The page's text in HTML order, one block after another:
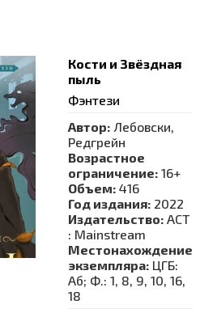
Кости и Звёздная
пыль
Фэнтези
Автор: Лебовски,
Редгрейн
Возрастное
ограничение: 16+
Объем: 416
Год издания: 2022
Издательство: АСТ
: Mainstream
Местонахождение
экземпляра: ЦГБ:
Аб; Ф.: 1, 8, 9, 10, 16,
18